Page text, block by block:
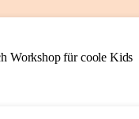
Workshop für coole Kids